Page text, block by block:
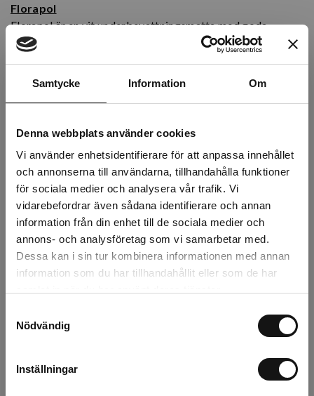
Samtycke Information Om
Denna webbplats använder cookies
Vi använder enhetsidentifierare för att anpassa innehållet
och annonserna till användarna, tillhandahålla funktioner
för sociala medier och analysera vår trafik. Vi
vidarebefordrar även sådana identifierare och annan
information från din enhet till de sociala medier och
annons- och analysföretag som vi samarbetar med.
Dessa kan i sin tur kombinera informationen med annan
information som du har tillhandahållit eller som de har
Nödvändig
Inställningar
Florapol
Florapol är en vit underbevattningsmatta med goda
vattenspridande egenskaper och snabb upptorkning.
Florapol passar bra för odlingar där man vill ha jämn
bevattningarna.
Vivapol
Vivapol är en tjockare och mer vattenhållande matta som
kan lagra cirka 3 liter vatten per m². Den robusta
konstruktionen gör den särskilt lämplig för plantskolor,
garden centers och större odlingar där högre
vattenkapacitet behövs och där bevattningen ska kunna
hålla längre mellan tillfällena.
Fördelar
• Minskar uttorkning av växter
• Passar växthus och odlingsbord